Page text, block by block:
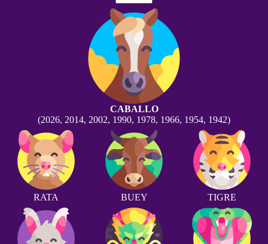
CABALLO
(2026, 2014, 2002, 1990, 1978, 1966, 1954, 1942)
RATA BUEY TIGRE